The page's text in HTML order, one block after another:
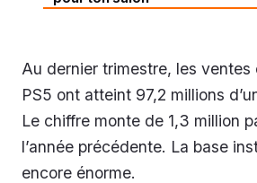
Au dernier trimestre, les ventes
PS5 ont atteint 97,2 millions
Le chiffre monte de 1,3 million
l’année précédente. La base
encore énorme.